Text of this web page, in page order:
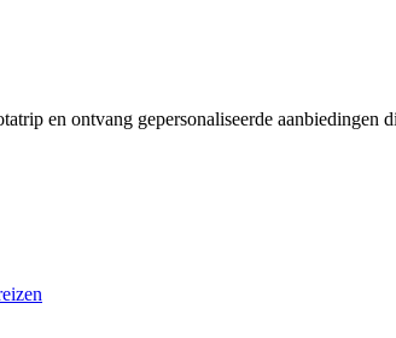
en ontvang gepersonaliseerde aanbiedingen